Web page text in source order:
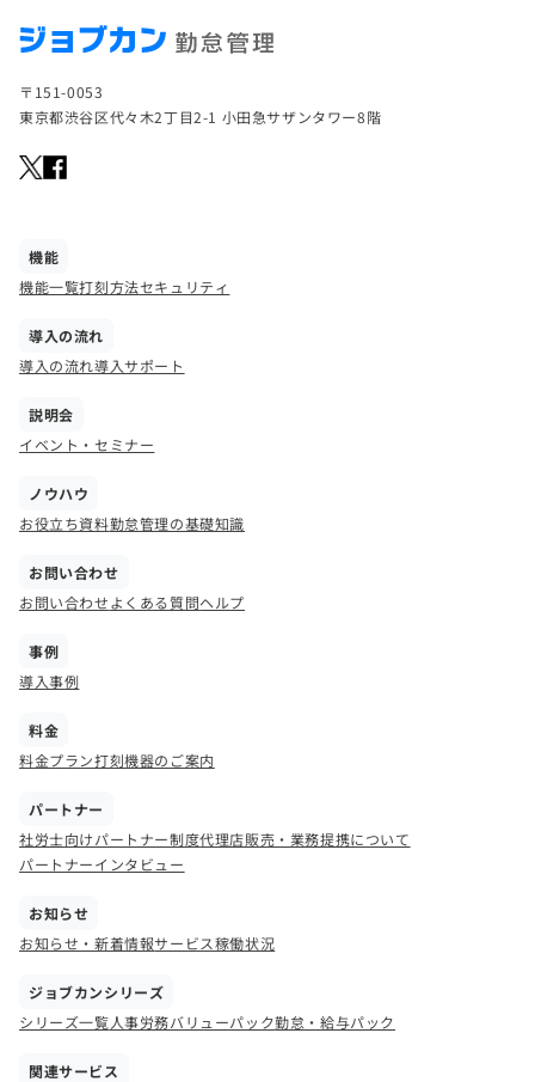
〒151-0053
東京都渋谷区代々木2丁目2-1 小田急サザンタワー8階
機能
機能一覧打刻方法セキュリティ
導入の流れ
導入の流れ導入サポート
説明会
イベント・セミナー
ノウハウ
お役立ち資料勤怠管理の基礎知識
お問い合わせ
お問い合わせよくある質問ヘルプ
事例
導入事例
料金
料金プラン打刻機器のご案内
パートナー
社労士向けパートナー制度代理店販売・業務提携について
パートナーインタビュー
お知らせ
お知らせ・新着情報サービス稼働状況
ジョブカンシリーズ
シリーズ一覧人事労務バリューパック勤怠・給与パック
関連サービス